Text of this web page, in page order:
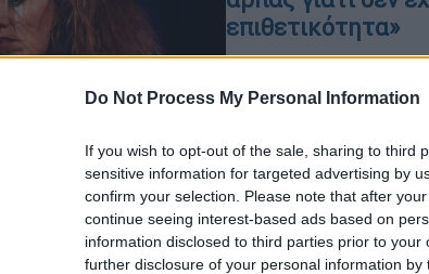
Do Not Process My Personal Information
If you wish to opt-out of the sale, sharing to third
sensitive information for targeted advertising by
confirm your selection. Please note that after
continue seeing interest-based ads based on
information disclosed to third parties prior to
further disclosure of your personal information by
επιθετικότητα»
Η Maria-Christina
ethnos.gr με αφορμή
Thoughts», ένα
προσωπικό,
ενσυνειδητότητα,
την αναζήτηση της
ισορροπίας